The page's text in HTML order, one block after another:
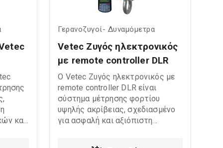
και
Γερανοζυγοί- Δυναμόμετρα
Vetec Ζυγός ηλεκτρονικός
με remote controller DLR
Ο Vetec Ζυγός ηλεκτρονικός με
remote controller DLR είναι
σύστημα μέτρησης φορτίου
υψηλής ακρίβειας, σχεδιασμένο
για ασφαλή και αξιόπιστη